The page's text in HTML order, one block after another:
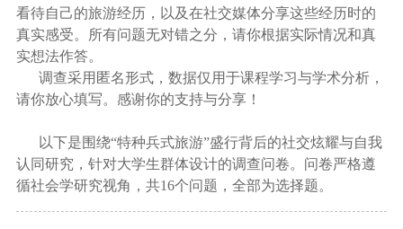
看待自己的旅游经历，以及在社交媒体分享这些经历时的
真实感受。所有问题无对错之分，请你根据实际情况和真
实想法作答。
调查采用匿名形式，数据仅用于课程学习与学术分析，
请你放心填写。感谢你的支持与分享！
以下是围绕“特种兵式旅游”盛行背后的社交炫耀与自我
认同研究，针对大学生群体设计的调查问卷。问卷严格遵
循社会学研究视角，共16个问题，全部为选择题。